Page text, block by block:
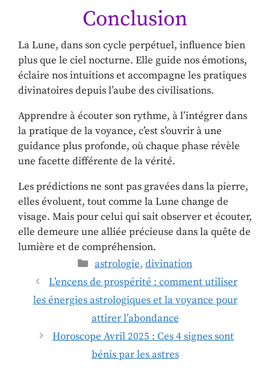
Conclusion
La Lune, dans son cycle perpétuel, influence bien
plus que le ciel nocturne. Elle guide nos émotions,
éclaire nos intuitions et accompagne les pratiques
divinatoires depuis l’aube des civilisations.
Apprendre à écouter son rythme, à l’intégrer dans
la pratique de la voyance, c’est s’ouvrir à une
guidance plus profonde, où chaque phase révèle
une facette différente de la vérité.
Les prédictions ne sont pas gravées dans la pierre,
elles évoluent, tout comme la Lune change de
visage. Mais pour celui qui sait observer et écouter,
elle demeure une alliée précieuse dans la quête de
lumière et de compréhension.
astrologie, divination
L’encens de prospérité : comment utiliser
les énergies astrologiques et la voyance pour
attirer l’abondance
Horoscope Avril 2025 : Ces 4 signes sont
bénis par les astres